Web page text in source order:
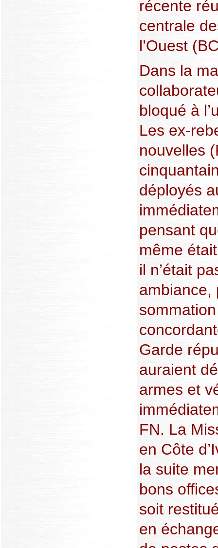
récente
centrale
l’Ouest
Dans la
bloqué à
Les ex-
nouvelles
déployés
pensant
même
il n’était
ambiance,
Garde
auraient
armes et
FN. La
en Côte
la suite
bons
soit
en